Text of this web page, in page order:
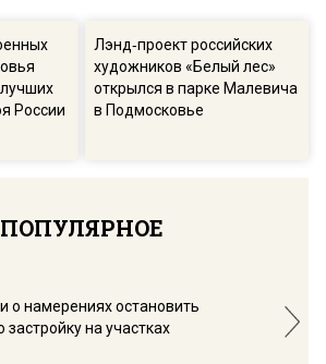
России
Лэнд‑проект российских
художников «Белый лес»
открылся в парке Малевича
в Подмосковье
ПОПУЛЯРНОЕ
о намерениях остановить
на участках